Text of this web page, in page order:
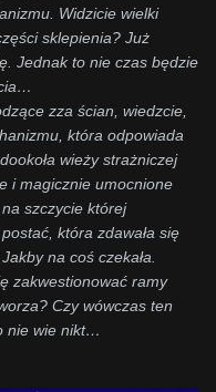
Widzicie wielki
sklepienia? Już
Jednak to nie czas będzie
zza ścian, wiedzcie,
która odpowiada
wieży strażniczej
i magicznie umocnione
szczycie której
która zdawała się
na coś czekała.
zakwestionować ramy
Czy wówczas ten
nie wie nikt…